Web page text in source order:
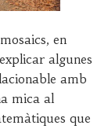
en
algunes
amb
mica al
que